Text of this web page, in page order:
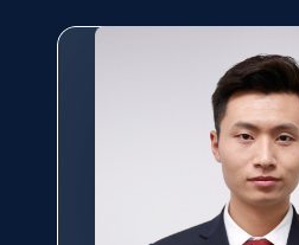
1.5K+
X (formerly Twitter) - Posts
ID, User posted, Name,